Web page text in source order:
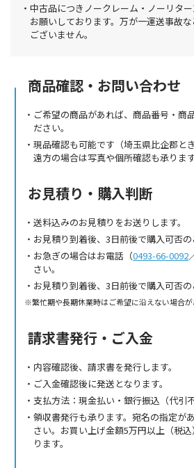
中古品につきノークレーム・ノーリタ
お願いしております。万が一運送事故
ございません。
商品確認・お問い合わせ
ご希望の商品があれば、商品番号・商
ださい。
現品確認も可能です（埼玉県比企郡と
遠方の場合は写真や個所確認も承ります
お見積り・購入判断
送料込みのお見積りをお送りします。
お見積り到着後、3日前後で購入可否の
お急ぎの場合はお電話（0493-66-0092
さい。
お見積り到着後、3日前後で購入可否の
繁忙期や長期休業時はご希望に沿えない場合が
請求書発行・ご入金
内容確認後、請求書を発行します。
ご入金確認後に発送となります。
支払方法：現金払い・銀行振込（代引不
領収書発行も承ります。宛名の指定が
さい。お買い上げ金額5万円以上（税
ります。